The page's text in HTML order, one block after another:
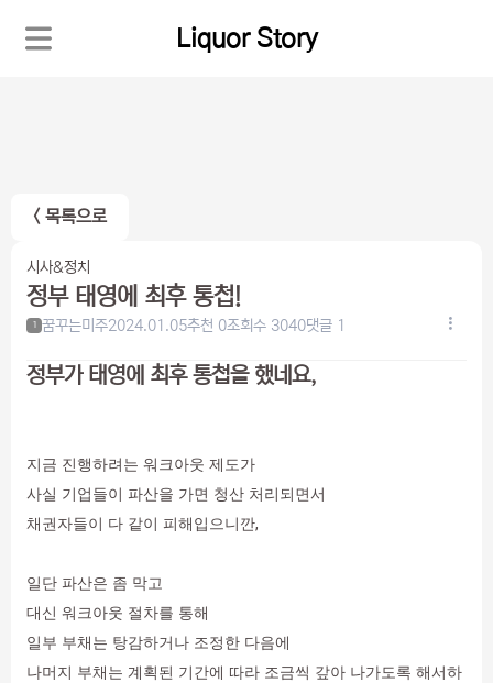
Liquor Story
< 목록으로
시사&정치
정부 태영에 최후 통첩!
1 꿈꾸는미주2024.01.05추천 0조회수 3040댓글 1
정부가 태영에 최후 통첩을 했네요,
지금 진행하려는 워크아웃 제도가
사실 기업들이 파산을 가면 청산 처리되면서
채권자들이 다 같이 피해입으니깐,
일단 파산은 좀 막고
대신 워크아웃 절차를 통해
일부 부채는 탕감하거나 조정한 다음에
나머지 부채는 계획된 기간에 따라 조금씩 갚아 나가도록 해서하